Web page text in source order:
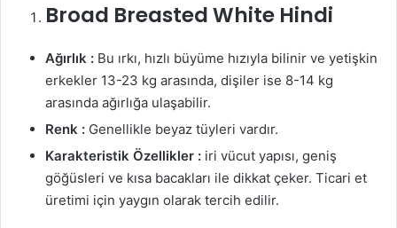
Broad Breasted White Hindi
Ağırlık : Bu ırkı, hızlı büyüme hızıyla bilinir ve yetişkin
erkekler 13-23 kg arasında, dişiler ise 8-14 kg
arasında ağırlığa ulaşabilir.
Renk : Genellikle beyaz tüyleri vardır.
Karakteristik Özellikler : iri vücut yapısı, geniş
göğüsleri ve kısa bacakları ile dikkat çeker. Ticari et
üretimi için yaygın olarak tercih edilir.